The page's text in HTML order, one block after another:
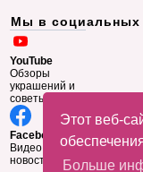
Этот веб-
Больше
Мы в социальных
YouTube
Обзоры
украшений и
советы
Facebook
Видео и
новости